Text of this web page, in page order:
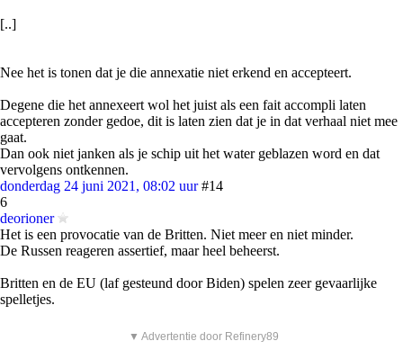
[..]
Nee het is tonen dat je die annexatie niet erkend en accepteert.
Degene die het annexeert wol het juist als een fait accompli laten
accepteren zonder gedoe, dit is laten zien dat je in dat verhaal niet mee
gaat.
Dan ook niet janken als je schip uit het water geblazen word en dat
vervolgens ontkennen.
donderdag 24 juni 2021, 08:02 uur #14
6
deorioner
Het is een provocatie van de Britten. Niet meer en niet minder.
De Russen reageren assertief, maar heel beheerst.
Britten en de EU (laf gesteund door Biden) spelen zeer gevaarlijke
spelletjes.
▼ Advertentie door Refinery89